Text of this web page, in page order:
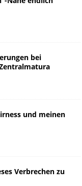
bei
und meinen
Verbrechen zu